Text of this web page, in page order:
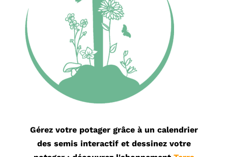
Gérez votre potager grâce à un calendrier
des semis interactif et dessinez votre